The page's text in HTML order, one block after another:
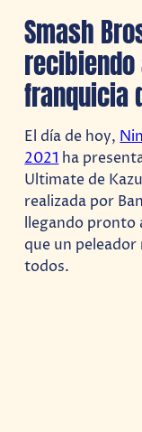
Smash
recibiendo
franquicia
El día de hoy,
2021 ha
Ultimate de
realizada por
llegando pronto
que un
todos.